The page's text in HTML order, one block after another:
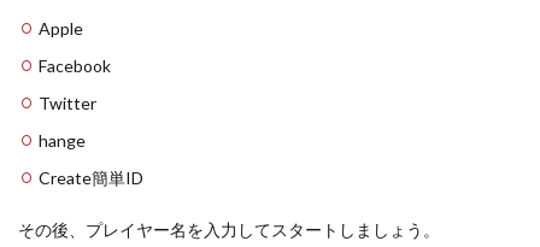
Apple
Facebook
Twitter
hange
Create簡単ID
その後、プレイヤー名を入力してスタートしましょう。